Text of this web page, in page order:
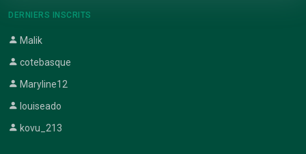
DERNIERS INSCRITS
Malik
cotebasque
Maryline12
louiseado
kovu_213